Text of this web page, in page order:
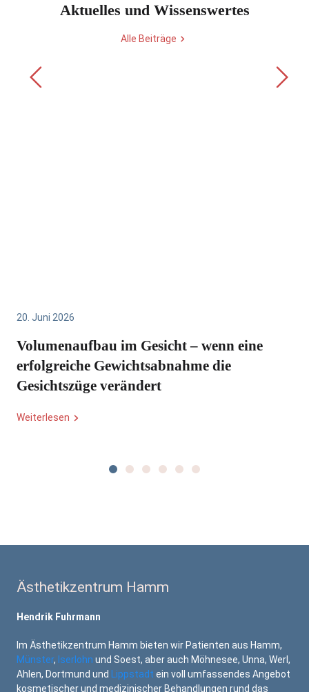
Aktuelles und Wissenswertes
Alle Beiträge
20. Juni 2026
Volumenaufbau im Gesicht – wenn eine
erfolgreiche Gewichtsabnahme die
Gesichtszüge verändert
Weiterlesen
Ästhetikzentrum Hamm
Hendrik Fuhrmann
Im Ästhetikzentrum Hamm bieten wir Patienten aus Hamm,
Münster, Iserlohn und Soest, aber auch Möhnesee, Unna, Werl,
Ahlen, Dortmund und
Lippstadt ein voll umfassendes Angebot
kosmetischer und medizinischer Behandlungen rund das